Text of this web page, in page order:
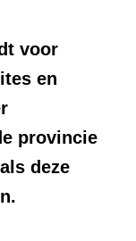
voor
en
provincie
deze